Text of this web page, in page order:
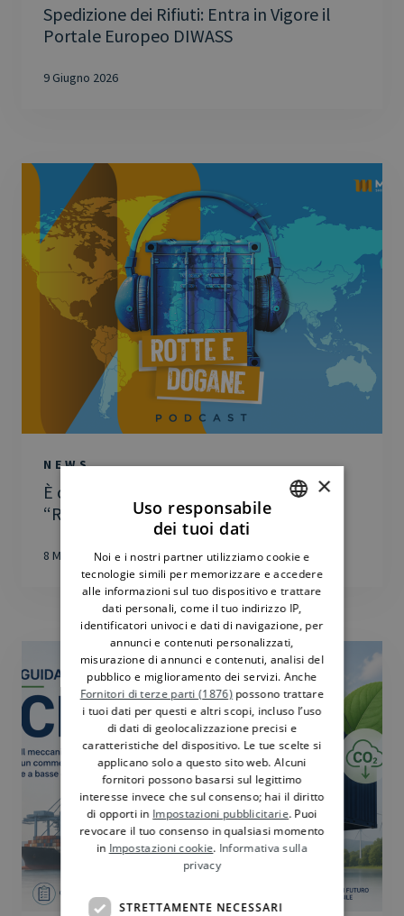
Spedizione dei Rifiuti: Entra in Vigore il
Portale Europeo DIWASS
9 Giugno 2026
NEWS
È online il nuovo episodio del podcast
“Rotte e...
8 Maggio 2026
ENGLISH
×
Uso responsabile
dei tuoi dati
Noi e i nostri partner utilizziamo cookie e
tecnologie simili per memorizzare e accedere
alle informazioni sul tuo dispositivo e trattare
dati personali, come il tuo indirizzo IP,
identificatori univoci e dati di navigazione, per
annunci e contenuti personalizzati,
misurazione di annunci e contenuti, analisi del
pubblico e miglioramento dei servizi. Anche
Fornitori di terze parti (1876) possono trattare
i tuoi dati per questi e altri scopi, incluso l’uso
di dati di geolocalizzazione precisi e
caratteristiche del dispositivo. Le tue scelte si
applicano solo a questo sito web. Alcuni
fornitori possono basarsi sul legittimo
interesse invece che sul consenso; hai il diritto
di opporti in Impostazioni pubblicitarie. Puoi
revocare il tuo consenso in qualsiasi momento
in Impostazioni cookie. Informativa sulla
privacy
STRETTAMENTE NECESSARI